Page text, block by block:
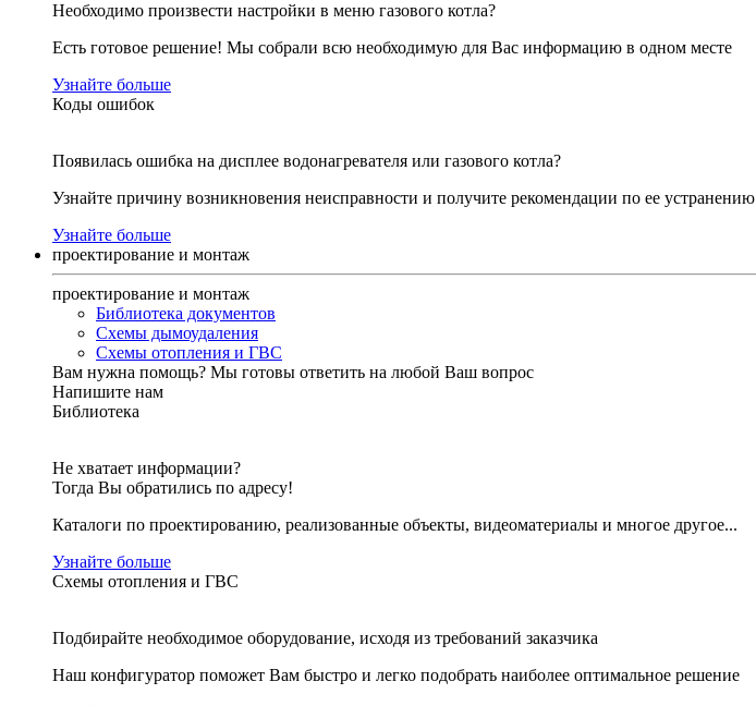
Необходимо произвести настройки в меню газового котла?
Есть готовое решение! Мы собрали всю необходимую для Вас информацию в одном месте
Узнайте больше
Коды ошибок
Появилась ошибка на дисплее водонагревателя или газового котла?
Узнайте причину возникновения неисправности и получите рекомендации по ее устранению
Узнайте больше
проектирование и монтаж
проектирование и монтаж
Библиотека документов
Схемы дымоудаления
Схемы отопления и ГВС
Вам нужна помощь? Мы готовы ответить на любой Ваш вопрос
Напишите нам
Библиотека
Не хватает информации?
Тогда Вы обратились по адресу!
Каталоги по проектированию, реализованные объекты, видеоматериалы и многое другое...
Узнайте больше
Схемы отопления и ГВС
Подбирайте необходимое оборудование, исходя из требований заказчика
Наш конфигуратор поможет Вам быстро и легко подобрать наиболее оптимальное решение